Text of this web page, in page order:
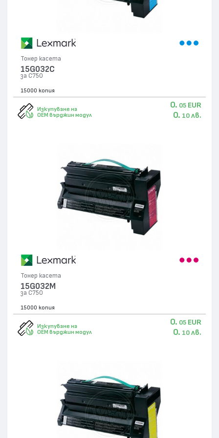
Тонер касета
15G032C
за C750
15000 копия
Изкупуване на
OEM върджин модул
0. 05 EUR
0. 10 лв.
Тонер касета
15G032M
за C750
15000 копия
Изкупуване на
OEM върджин модул
0. 05 EUR
0. 10 лв.